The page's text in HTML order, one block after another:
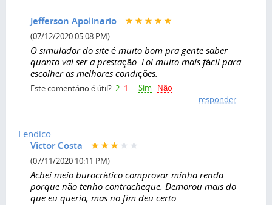
Jefferson Apolinario
(07/12/2020 05:08 PM)
O simulador do site é muito bom pra gente saber
quanto vai ser a prestação. Foi muito mais fácil para
escolher as melhores condições.
Este comentário é útil? 2 1 Sim
Não
responder
Lendico
Victor Costa
(07/11/2020 10:11 PM)
Achei meio burocrático comprovar minha renda
porque não tenho contracheque. Demorou mais do
que eu queria, mas no fim deu certo.